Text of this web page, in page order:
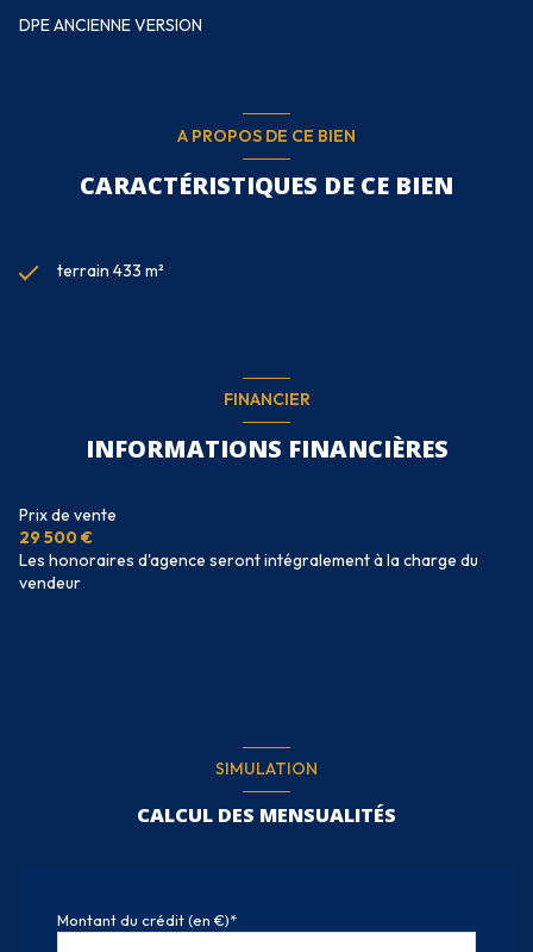
DPE ANCIENNE VERSION
A PROPOS DE CE BIEN
CARACTÉRISTIQUES DE CE BIEN
terrain 433 m²
FINANCIER
INFORMATIONS FINANCIÈRES
Prix de vente
29 500 €
Les honoraires d'agence seront intégralement à la charge du
vendeur
SIMULATION
CALCUL DES MENSUALITÉS
Montant du crédit (en €)*